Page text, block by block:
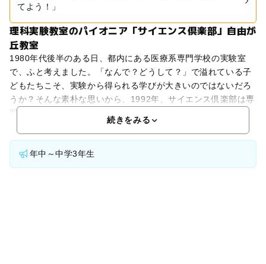
てよう！」
理科実験教室のパイオニア「サイエンス倶楽部」自由が
丘教室
1980年代後半のある日、都内にある医療系専門学校の実験室
で、ふと考えました。「なんで？どうして？」で溢れている子
どもたちこそ、実験から得られる学びが大きいのではないだろ
うか？そんな素朴な思いから、1992年、サイエンス倶楽部は専
門学校の小さな実験室から産声を上げました。当時はほ
続きをみる
年中～中学3年生